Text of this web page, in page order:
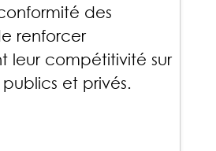
des
renforcer
leur compétitivité sur
et privés.